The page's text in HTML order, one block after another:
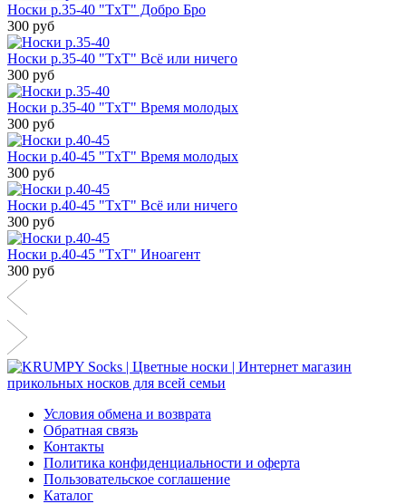
Носки р.35-40 "TxT" Добро Бро
300 руб
Носки р.35-40 "TxT" Всё или ничего
300 руб
Носки р.35-40 "TxT" Время молодых
300 руб
Носки р.40-45 "TxT" Время молодых
300 руб
Носки р.40-45 "TxT" Всё или ничего
300 руб
Носки р.40-45 "TxT" Иноагент
300 руб
Условия обмена и возврата
Обратная связь
Контакты
Политика конфиденциальности и оферта
Пользовательское соглашение
Каталог